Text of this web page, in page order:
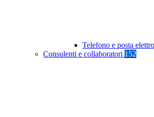
Telefono e posta
Consulenti e collaboratori 152